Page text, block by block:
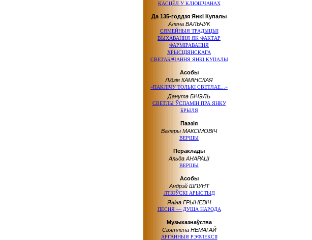
КАСЦЁЛ У КЛЮШЧАНАХ
Да 135-годдзя Янкі Купалы
Алена ВАЛЬЧУК
СЯМЕЙНЫЯ ТРАДЫЦЫІ
ВЫХАВАННЯ ЯК ФАКТАР
ФАРМІРАВАННЯ
ХРЫСЦІЯНСКАГА
СВЕТАБАЧАННЯ ЯНКІ КУПАЛЫ
Асобы
Лідзія КАМІНСКАЯ
«ПАКЛІЧУ ТОЛЬКІ СВЕТЛАЕ...»
Данута БІЧЭЛЬ
СВЕТЛЫ ЎСПАМІН ПРА ЯНКУ
БРЫЛЯ
Паэзія
Валеры МАКСІМОВІЧ
ВЕРШЫ
Пераклады
Альда АНАРАЦІ
ВЕРШЫ
Асобы
Андрэй ШПУНТ
ЛТІОЎСКІ АРЫСТЫД
Яніна ГРЫНЕВІЧ
ПЕСНЯ — ДУША НАРОДА
Музыказнаўства
Святлена НЕМАГАЙ
АРГАННЫЯ РЭФЛЕКСІІ